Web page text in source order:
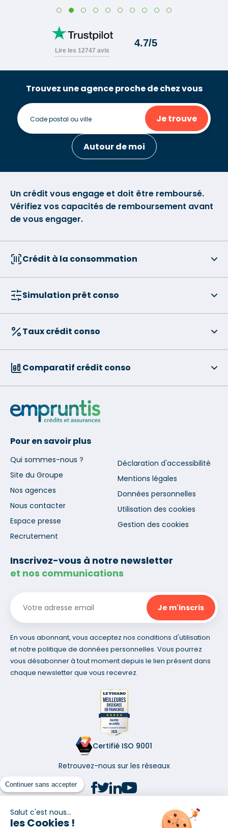
Continuer sans accepter
Salut c'est nous...
les Cookies !
Trouvez une agence proche de chez vous
Je trouve
Autour de moi
Un crédit vous engage et doit être remboursé.
Vérifiez vos capacités de remboursement avant
de vous engager.
Crédit à la consommation
Simulation prêt conso
Taux crédit conso
Comparatif crédit conso
Pour en savoir plus
Qui sommes-nous ?
Site du Groupe
Nos agences
Nous contacter
Espace presse
Recrutement
Déclaration d'accessibilité
Mentions légales
Données personnelles
Utilisation des cookies
Gestion des cookies
Inscrivez-vous à notre newsletter
et nos communications
En vous abonnant, vous acceptez nos conditions d'utilisation
et notre politique de données personnelles. Vous pourrez
vous désabonner à tout moment depuis le lien présent dans
chaque newsletter que vous recevrez.
Certifié ISO 9001
Retrouvez-nous sur les réseaux